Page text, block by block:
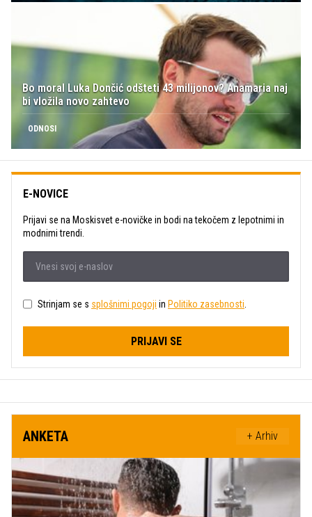
Bo moral Luka Dončić odšteti 43 milijonov? Anamaria naj
bi vložila novo zahtevo
ODNOSI
E-NOVICE
Prijavi se na Moskisvet e-novičke in bodi na tekočem z lepotnimi in
modnimi trendi.
Strinjam se s splošnimi pogoji in Politiko zasebnosti
PRIJAVI SE
ANKETA + Arhiv